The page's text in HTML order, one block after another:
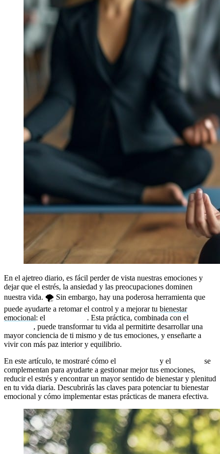
En el ajetreo diario, es fácil perder de vista nuestras emociones y
dejar que el estrés, la ansiedad y las preocupaciones dominen
nuestra vida. 🌪️ Sin embargo, hay una poderosa herramienta que
puede ayudarte a retomar el control y a mejorar tu bienestar
emocional: el
. Esta práctica, combinada con el
, puede transformar tu vida al permitirte desarrollar una
mayor conciencia de ti mismo y de tus emociones, y enseñarte a
vivir con más paz interior y equilibrio.
En este artículo, te mostraré cómo el
y el
se
complementan para ayudarte a gestionar mejor tus emociones,
reducir el estrés y encontrar un mayor sentido de bienestar y plenitud
en tu vida diaria. Descubrirás las claves para potenciar tu bienestar
emocional y cómo implementar estas prácticas de manera efectiva.